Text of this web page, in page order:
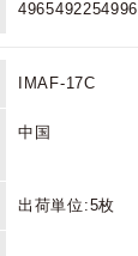
4965492254996
IMAF-17C
中国
出荷単位:5枚